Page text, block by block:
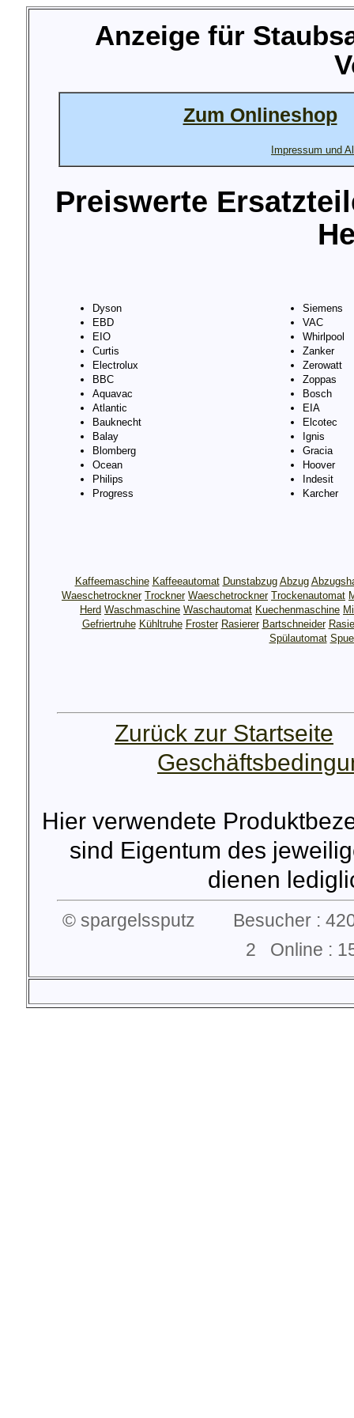
Anzeige für
Zum Onlineshop
Impressum und
Preiswerte
Dyson
EBD
EIO
Curtis
Electrolux
BBC
Aquavac
Atlantic
Bauknecht
Balay
Blomberg
Ocean
Philips
Progress
Siemens
VAC
Whirlpool
Zanker
Zerowatt
Zoppas
Bosch
EIA
Elcotec
Ignis
Gracia
Hoover
Indesit
Karcher
Kaffeemaschine Kaffeeautomat Dunstabzug Abzug
Waeschetrockner Trockner Waeschetrockner Trockenautomat
Herd Waschmaschine Waschautomat Kuechenmaschine
Gefriertruhe Kühltruhe Froster Rasierer Bartschneider
Spülautomat
Zurück zur Startseite
Hier verwendete
sind Eigentum des
dienen
© spargelssputz Besucher :
2 Online :